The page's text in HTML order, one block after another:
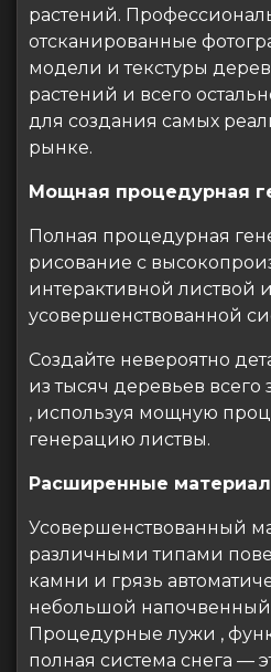
растений.
отсканированные
модели и текстуры
растений и всего
для создания самых
рынке.
Мощная процедурная
Полная процедурная
рисование с
интерактивной листвой и
усовершенствованной
Создайте невероятно
из тысяч деревьев всего
, используя мощную
генерацию листвы.
Расширенные
Усовершенствованный
различными типами
камни и грязь
небольшой напочвенный
Процедурные лужи ,
полная система снега —